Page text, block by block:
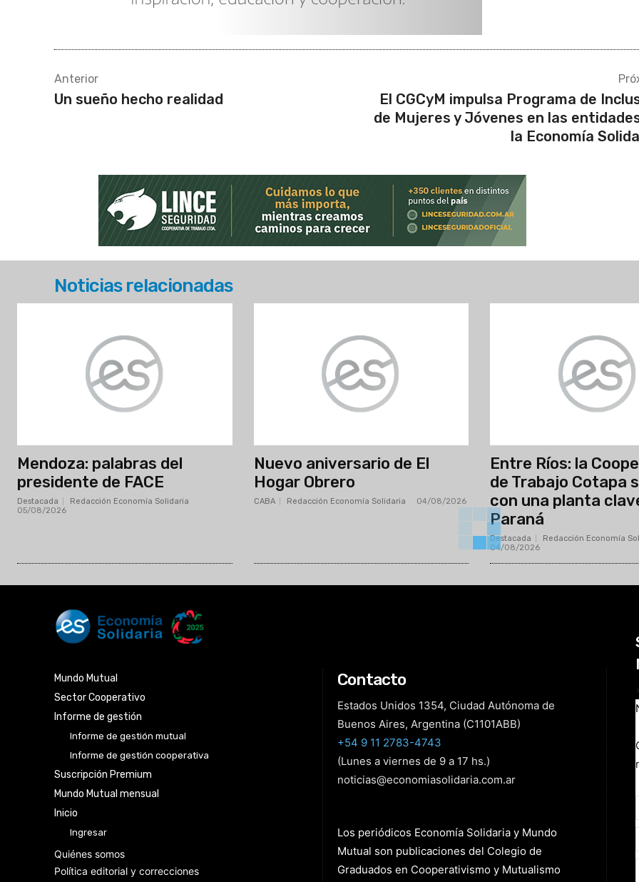
Anterior
Un sueño hecho realidad
El CGCyM impulsa Programa de
de Mujeres y Jóvenes en las
la Economía
Noticias relacionadas
Mendoza: palabras del
presidente de FACE
Destacada Redacción Economía Solidaria
05/08/2026
Nuevo aniversario de El
Hogar Obrero
CABA Redacción Economía Solidaria 04/08/2026
Entre Ríos: la
de Trabajo Cotapa
con una planta
Paraná
Destacada Redacción Economía
04/08/2026
Mundo Mutual
Sector Cooperativo
Informe de gestión
Informe de gestión mutual
Informe de gestión cooperativa
Suscripción Premium
Mundo Mutual mensual
Inicio
Ingresar
Quiénes somos
Política editorial y correcciones
Contacto
Estados Unidos 1354, Ciudad Autónoma de
Buenos Aires, Argentina (C1101ABB)
+54 9 11 2783-4743
(Lunes a viernes de 9 a 17 hs.)
noticias@economiasolidaria.com.ar
Los periódicos Economía Solidaria y Mundo
Mutual son publicaciones del Colegio de
Graduados en Cooperativismo y Mutualismo